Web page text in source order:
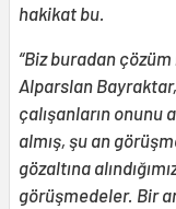
hakikat bu.
“Biz buradan
Alparslan
çalışanların onunu
almış, şu an
gözaltına
görüşmedeler. Bir